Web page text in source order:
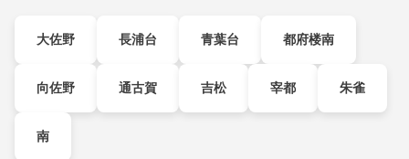
大佐野 長浦台 青葉台 都府楼南
向佐野 通古賀 吉松 宰都 朱雀
南